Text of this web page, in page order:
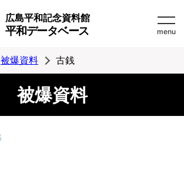
広島平和記念資料館
平和データベース menu
被爆資料 古銭
被爆資料